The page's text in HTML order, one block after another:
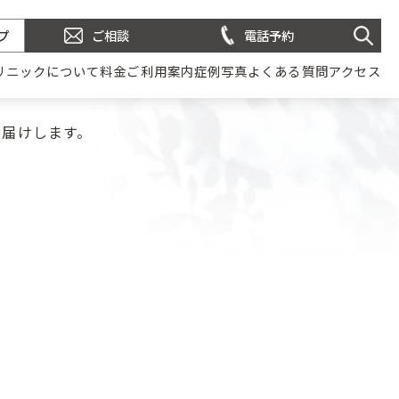
ご相談
電話予約
ニックについて料金ご利用案内症例写真よくある質問アクセス
けします。